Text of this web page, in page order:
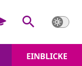
EINBLICKE